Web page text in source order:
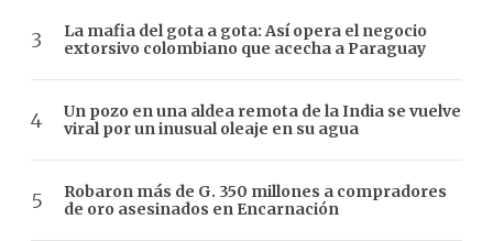
La mafia del gota a gota: Así opera el negocio
extorsivo colombiano que acecha a Paraguay
Un pozo en una aldea remota de la India se vuelve
viral por un inusual oleaje en su agua
Robaron más de G. 350 millones a compradores
de oro asesinados en Encarnación